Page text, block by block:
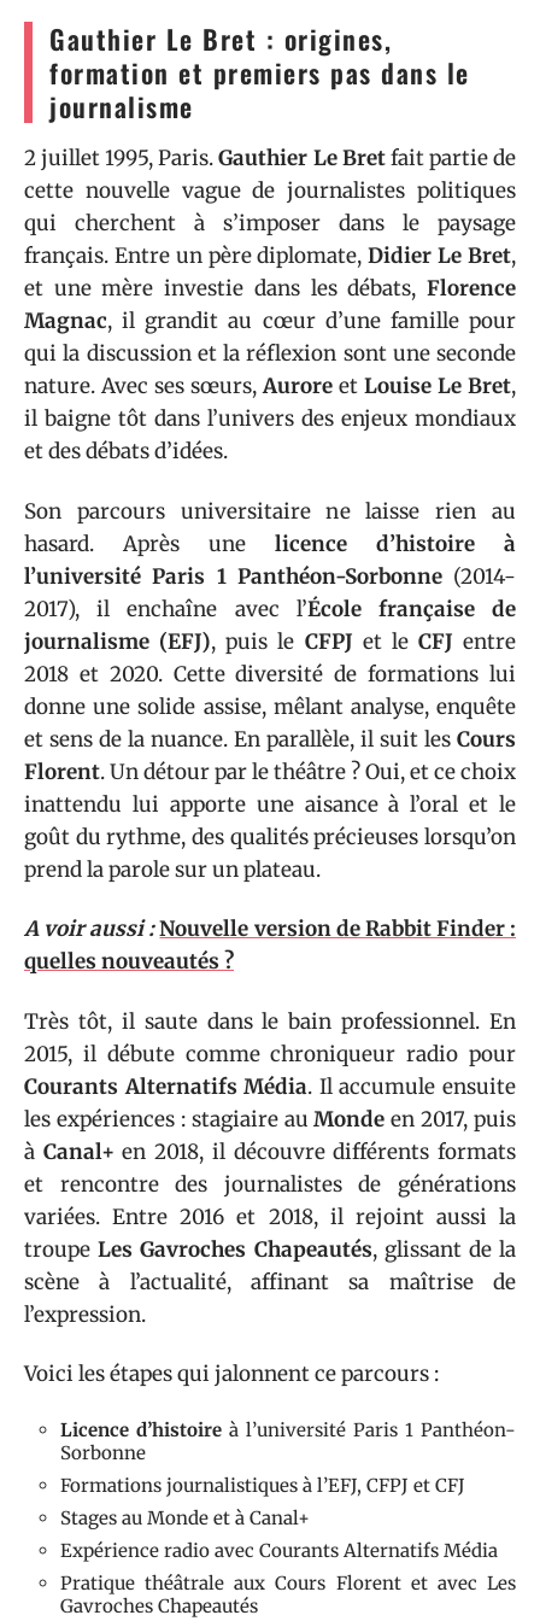
Gauthier Le Bret : origines,
formation et premiers pas dans le
journalisme
2 juillet 1995, Paris.Gauthier Le Bretfait partie de
cette nouvelle vague de journalistes politiques
qui cherchent à s’imposer dans le paysage
français. Entre un père diplomate,Didier Le Bret,
et une mère investie dans les débats, Florence
Magnac, il grandit au cœur d’une famille pour
qui la discussion et la réflexion sont une seconde
nature. Avec ses sœurs,Aurore et Louise Le Bret,
il baigne tôt dans l’univers des enjeux mondiaux
et des débats d’idées.
Son parcours universitaire ne laisse rien au
hasard. Après une licence d’histoire à
l’université Paris 1 Panthéon-Sorbonne(2014-
2017), il enchaîne avec l’École française de
journalisme (EFJ), puis le CFPJ et le CFJ entre
2018 et 2020. Cette diversité de formations lui
donne une solide assise, mêlant analyse, enquête
et sens de la nuance. En parallèle, il suit les Cours
Florent. Un détour par le théâtre ? Oui, et ce choix
inattendu lui apporte une aisance à l’oral et le
goût du rythme, des qualités précieuses lorsqu’on
prend la parole sur un plateau.
A voir aussi :Nouvelle version de Rabbit Finder :
quelles nouveautés ?
Très tôt, il saute dans le bain professionnel. En
2015, il débute comme chroniqueur radio pour
Courants Alternatifs Média. Il accumule ensuite
les expériences : stagiaire auMonde en 2017, puis
à Canal+ en 2018, il découvre différents formats
et rencontre des journalistes de générations
variées. Entre 2016 et 2018, il rejoint aussi la
troupeLes Gavroches Chapeautés, glissant de la
scène à l’actualité, affinant sa maîtrise de
l’expression.
Voici les étapes qui jalonnent ce parcours :
Licence d’histoire à l’université Paris 1 Panthéon-
Sorbonne
Formations journalistiques à l’EFJ, CFPJ et CFJ
Stages au Monde et à Canal+
Expérience radio avec Courants Alternatifs Média
Pratique théâtrale aux Cours Florent et avec Les
Gavroches Chapeautés